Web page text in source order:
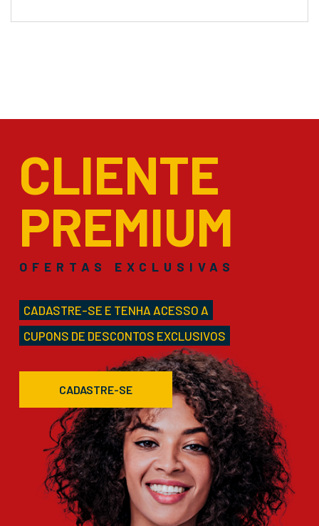
CLIENTE
PREMIUM
OFERTAS EXCLUSIVAS
CADASTRE-SE E TENHA ACESSO A
CUPONS DE DESCONTOS EXCLUSIVOS
CADASTRE-SE